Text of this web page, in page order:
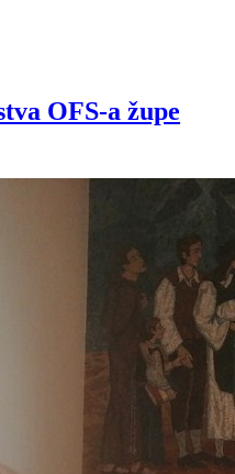
OFS-a župe